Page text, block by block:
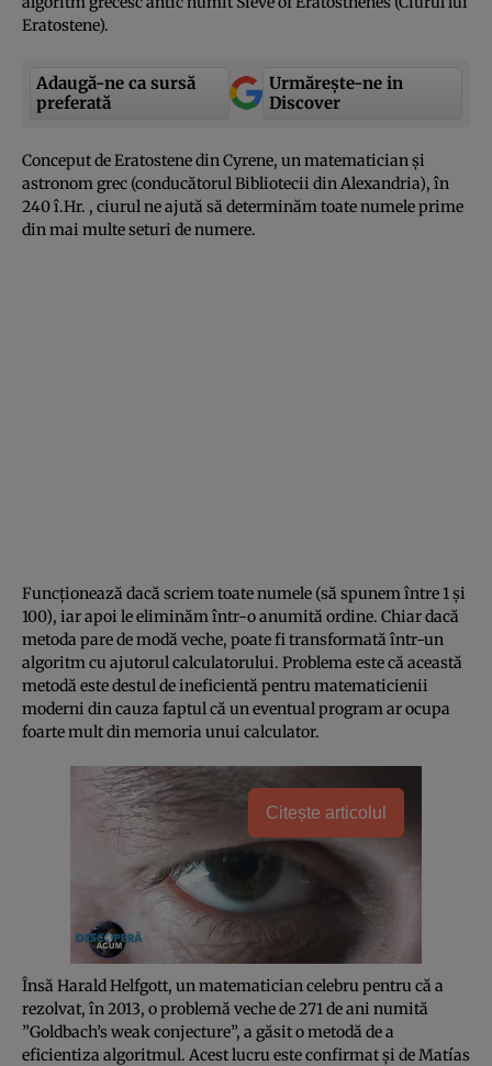
Eratostene).
Adaugă-ne ca sursă
preferată
Urmărește-ne in
Discover
Conceput de Eratostene din Cyrene, un matematician şi
astronom grec (conducătorul Bibliotecii din Alexandria), în
240 î.Hr. , ciurul ne ajută să determinăm toate numele prime
din mai multe seturi de numere.
Funcţionează dacă scriem toate numele (să spunem între 1 şi
100), iar apoi le eliminăm într-o anumită ordine. Chiar dacă
metoda pare de modă veche, poate fi transformată într-un
algoritm cu ajutorul calculatorului. Problema este că această
metodă este destul de ineficientă pentru matematicienii
moderni din cauza faptul că un eventual program ar ocupa
foarte mult din memoria unui calculator.
Citește articolul
Însă Harald Helfgott, un matematician celebru pentru că a
rezolvat, în 2013, o problemă veche de 271 de ani numită
”Goldbach’s weak conjecture”, a găsit o metodă de a
eficientiza algoritmul. Acest lucru este confirmat şi de Matías